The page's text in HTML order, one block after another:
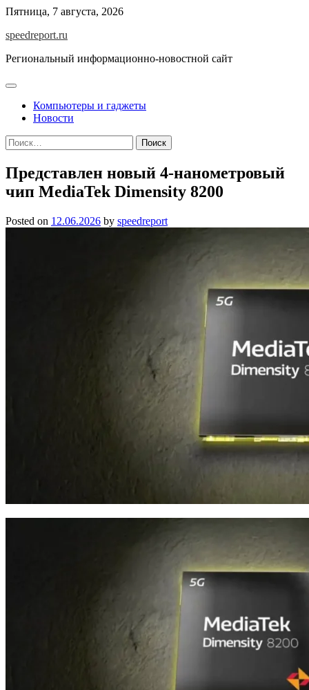
Skip
content
Пятница, 7 августа, 2026
speedreport.ru
Региональный информационно-новостной сайт
Компьютеры и гаджеты
Новости
Найти:
Представлен новый 4-нанометровый
чип MediaTek Dimensity 8200
Posted on 12.06.2026 by speedreport